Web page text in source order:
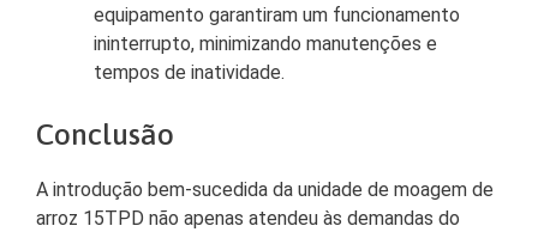
equipamento garantiram um funcionamento
ininterrupto, minimizando manutenções e
tempos de inatividade.
Conclusão
A introdução bem-sucedida da unidade de moagem de
arroz 15TPD não apenas atendeu às demandas do